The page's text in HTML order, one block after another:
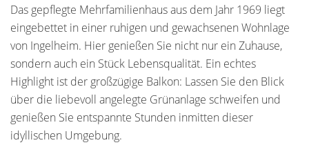
Das gepflegte Mehrfamilienhaus aus dem Jahr 1969 liegt
eingebettet in einer ruhigen und gewachsenen Wohnlage
von Ingelheim. Hier genießen Sie nicht nur ein Zuhause,
sondern auch ein Stück Lebensqualität. Ein echtes
Highlight ist der großzügige Balkon: Lassen Sie den Blick
über die liebevoll angelegte Grünanlage schweifen und
genießen Sie entspannte Stunden inmitten dieser
idyllischen Umgebung.